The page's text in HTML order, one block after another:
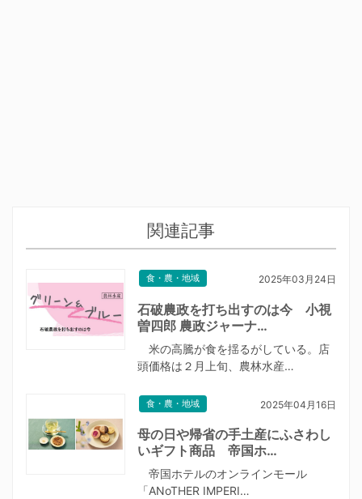
関連記事
食・農・地域 2025年03月24日
石破農政を打ち出すのは今 小視
曽四郎 農政ジャーナ…
米の高騰が食を揺るがしている。店
頭価格は２月上旬、農林水産…
食・農・地域 2025年04月16日
母の日や帰省の手土産にふさわし
いギフト商品 帝国ホ…
帝国ホテルのオンラインモール
「ANoTHER IMPERI…